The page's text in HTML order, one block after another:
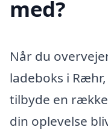
med?
Når du
ladeboks i
tilbyde en
din oplevelse